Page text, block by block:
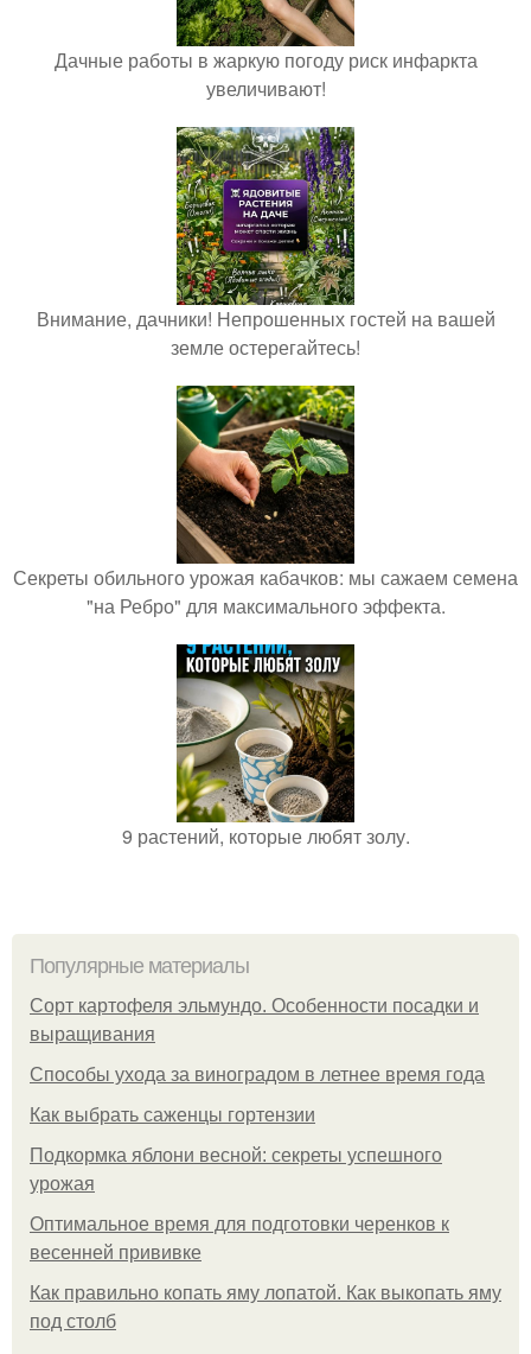
Дачные работы в жаркую погоду риск инфаркта
увеличивают!
Внимание, дачники! Непрошенных гостей на вашей
земле остерегайтесь!
Секреты обильного урожая кабачков: мы сажаем семена
"на Ребро" для максимального эффекта.
9 растений, которые любят золу.
Популярные материалы
Сорт картофеля эльмундо. Особенности посадки и
выращивания
Способы ухода за виноградом в летнее время года
Как выбрать саженцы гортензии
Подкормка яблони весной: секреты успешного
урожая
Оптимальное время для подготовки черенков к
весенней прививке
Как правильно копать яму лопатой. Как выкопать яму
под столб